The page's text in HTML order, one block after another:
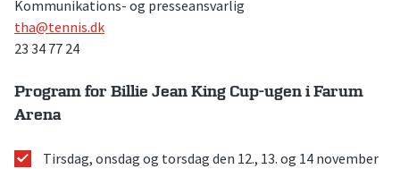
Kommunikations- og presseansvarlig
tha@tennis.dk
23 34 77 24
Program for Billie Jean King Cup-ugen i Farum
Arena
Tirsdag, onsdag og torsdag den 12., 13. og 14 november